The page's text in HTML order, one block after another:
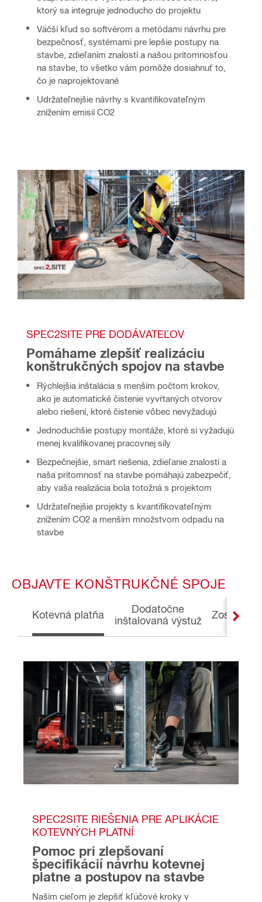
ktorý sa integruje jednoducho do projektu
Väčší kľud so softvérom a metódami návrhu pre
bezpečnosť, systémami pre lepšie postupy na
stavbe, zdieľaním znalostí a našou prítomnosťou
na stavbe, to všetko vám pomôže dosiahnuť to,
čo je naprojektované
Udržateľnejšie návrhy s kvantifikovateľným
znížením emisií CO2
SPEC2SITE PRE DODÁVATEĽOV
Pomáhame zlepšiť realizáciu
konštrukčných spojov na stavbe
Rýchlejšia inštalácia s menším počtom krokov,
ako je automatické čistenie vyvŕtaných otvorov
alebo riešení, ktoré čistenie vôbec nevyžadujú
Jednoduchšie postupy montáže, ktoré si vyžadujú
menej kvalifikovanej pracovnej sily
Bezpečnejšie, smart riešenia, zdieľanie znalostí a
naša prítomnosť na stavbe pomáhajú zabezpečiť,
aby vaša realizácia bola totožná s projektom
Udržateľnejšie projekty s kvantifikovateľným
znížením CO2 a menším množstvom odpadu na
stavbe
OBJAVTE KONŠTRUKČNÉ SPOJE
Kotevná platňa
Dodatočne
inštalovaná výstuž
SPEC2SITE RIEŠENIA PRE APLIKÁCIE
KOTEVNÝCH PLATNÍ
Pomoc pri zlepšovaní
špecifikácií návrhu kotevnej
platne a postupov na stavbe
Naším cieľom je zlepšiť kľúčové kroky v